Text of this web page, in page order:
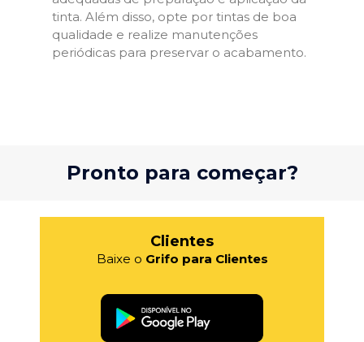
tinta. Além disso, opte por tintas de boa
qualidade e realize manutenções
periódicas para preservar o acabamento.
Pronto para começar?
Clientes
Baixe o Grifo para Clientes